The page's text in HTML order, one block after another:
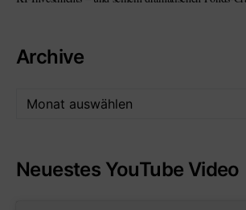
Archive
Neuestes YouTube Video